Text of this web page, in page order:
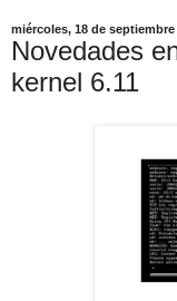
miércoles, 18 de septiembre
Novedades
kernel 6.11